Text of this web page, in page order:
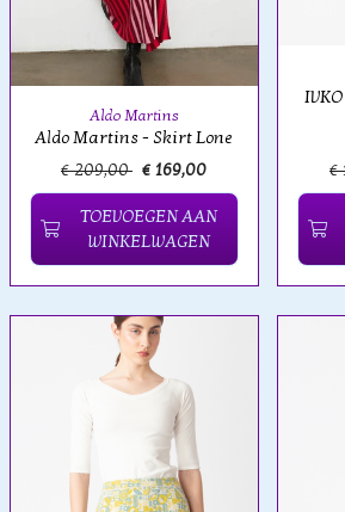
Aldo Martins
Aldo Martins - Skirt Lone
€ 209,00 € 169,00
TOEVOEGEN AAN
WINKELWAGEN
€